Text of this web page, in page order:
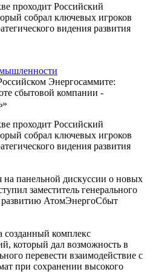
проходит Российский
собрал ключевых игроков
видения развития
Энергосаммите:
сбытовой компании -
проходит Российский
собрал ключевых игроков
видения развития
панельной дискуссии о новых
заместитель генерального
развитию АтомЭнергоСбыт
созданный комплекс
который дал возможность в
перевести взаимодействие с
при сохранении высокого